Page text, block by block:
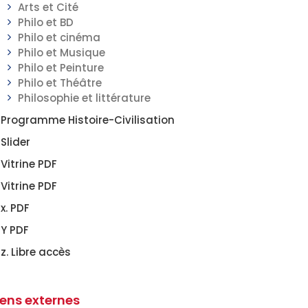
Arts et Cité
Philo et BD
Philo et cinéma
Philo et Musique
Philo et Peinture
Philo et Théâtre
Philosophie et littérature
Programme Histoire-Civilisation
Slider
Vitrine PDF
Vitrine PDF
x. PDF
Y PDF
z. Libre accès
externes